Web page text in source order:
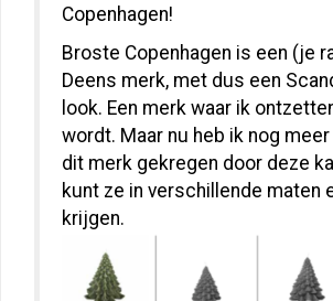
Copenhagen!
Broste Copenhagen is een (je
Deens merk, met dus een
look. Een merk waar ik
wordt. Maar nu heb ik nog
dit merk gekregen door deze
kunt ze in verschillende maten
krijgen.